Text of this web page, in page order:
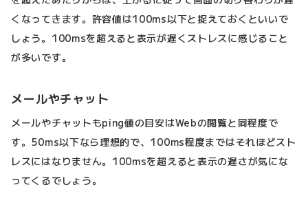
くなってきます。許容値は100ms以下と捉えておくといいで
しょう。100msを超えると表示が遅くストレスに感じること
が多いです。
メールやチャット
メールやチャットもping値の目安はWebの閲覧と同程度で
す。50ms以下なら理想的で、100ms程度まではそれほどスト
レスにはなりません。100msを超えると表示の遅さが気にな
ってくるでしょう。